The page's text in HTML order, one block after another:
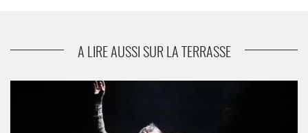
la menace d'une mort invisible
A LIRE AUSSI SUR LA TERRASSE
Dans la solitude des champs de coton : comme déplacée et
éclairée d’un jour nouveau dans la mise en scène de Kristian
Frédric - Critique sortie Théâtre En tournée